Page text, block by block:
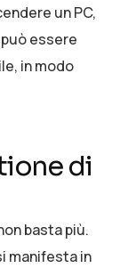
un PC,
essere
in modo
di
basta più.
manifesta in